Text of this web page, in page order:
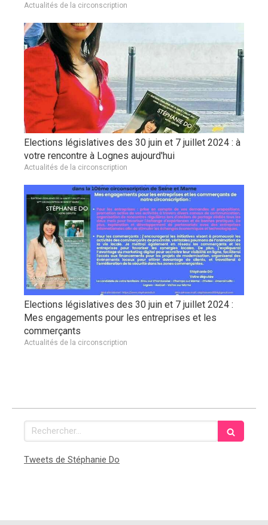
Actualités de la circonscription
Elections législatives des 30 juin et 7 juillet 2024 : à
votre rencontre à Lognes aujourd'hui
Actualités de la circonscription
Elections législatives des 30 juin et 7 juillet 2024 :
Mes engagements pour les entreprises et les
commerçants
Actualités de la circonscription
Rechercher
Tweets de Stéphanie Do